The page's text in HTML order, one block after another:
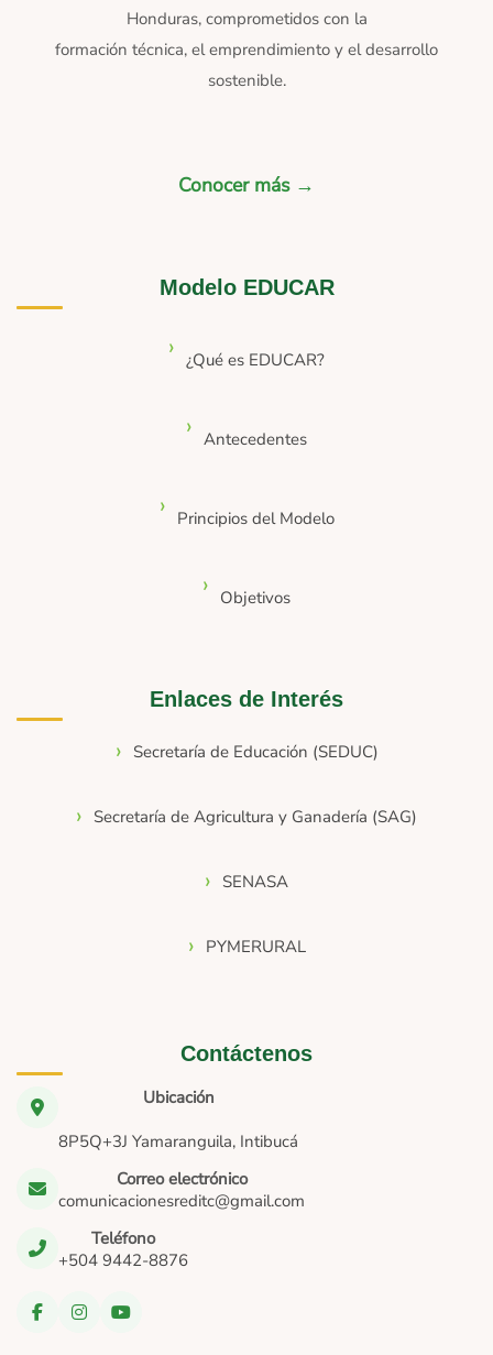
Honduras, comprometidos con la
formación técnica, el emprendimiento y el desarrollo
sostenible.
Conocer más →
Modelo EDUCAR
¿Qué es EDUCAR?
Antecedentes
Principios del Modelo
Objetivos
Enlaces de Interés
Secretaría de Educación (SEDUC)
Secretaría de Agricultura y Ganadería (SAG)
SENASA
PYMERURAL
Contáctenos
Ubicación
8P5Q+3J Yamaranguila, Intibucá
Correo electrónico
comunicacionesreditc@gmail.com
Teléfono
+504 9442-8876